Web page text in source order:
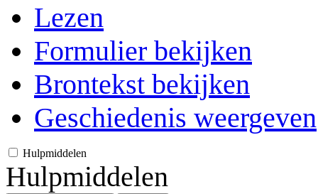
Lezen
Formulier bekijken
Brontekst bekijken
Geschiedenis weergeven
Hulpmiddelen
Hulpmiddelen